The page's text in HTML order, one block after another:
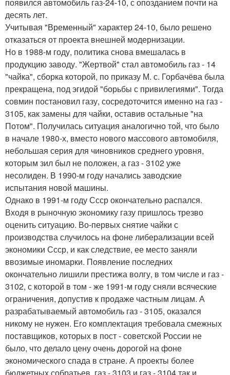
десять лет.
Учитывая "Временный" характер 24-10, было решено
отказаться от проекта внешней модернизации.
Но в 1988-м году, политика снова вмешалась в
продукцию заводу. "Жертвой" стал автомобиль газ - 14
"чайка", сборка которой, по приказу М. с. Горбачёва была
прекращена, под эгидой "борьбы с привилегиями". Тогда
совмин постановил газу, сосредоточится именно на газ -
3105, как замены для чайки, оставив остальные "на
Потом". Получилась ситуация аналогично той, что было
в начале 1980-х, вместо нового массового автомобиля,
небольшая серия для чиновников среднего уровня,
которым зил был не положен, а газ - 3102 уже
несолиден. В 1990-м году начались заводские
испытания новой машины.
Однако в 1991-м году Ссср окончательно распался.
Входя в рыночную экономику газу пришлось трезво
оценить ситуацию. Во-первых снятие чайки с
производства случилось на фоне либерализации всей
экономики Ссср, и как следствие, ее место заняли
ввозимые иномарки. Появление последних
окончательно лишили престижа волгу, в том числе и газ -
3102, с которой в том - же 1991-м году сняли всяческие
ограничения, допустив к продаже частным лицам. А
разрабатываемый автомобиль газ - 3105, оказался
никому не нужен. Его комплектация требовала смежных
поставщиков, которых в пост - советской России не
было, что делало цену очень дорогой на фоне
экономического спада в стране. А проекты более